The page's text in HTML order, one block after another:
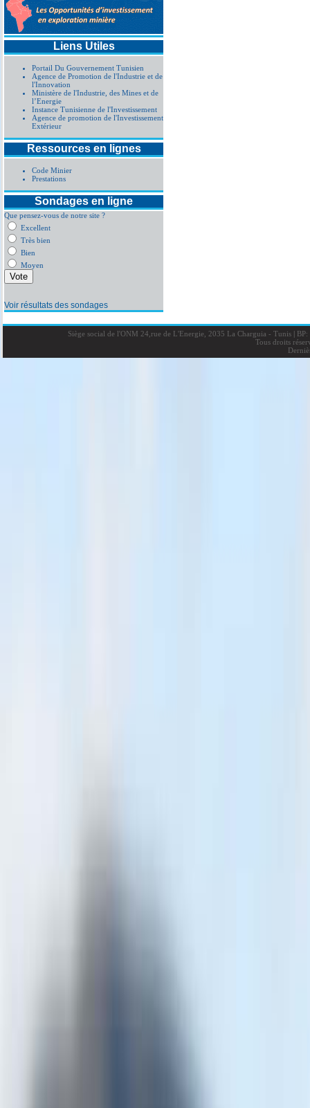
Liens Utiles
Portail Du Gouvernement Tunisien
Agence de Promotion de l'Industrie et de
l'Innovation
Ministère de l'Industrie, des Mines et de
l’Energie
Instance Tunisienne de l'Investissement
Agence de promotion de l'Investissement
Extérieur
Ressources en lignes
Code Minier
Prestations
Sondages en ligne
Que pensez-vous de notre site ?
Excellent
Très bien
Bien
Moyen
Voir résultats des sondages
Siège social de l'ONM 24,rue de L'Energie, 2035 La Charguia - Tunis |BP:
Tous droits